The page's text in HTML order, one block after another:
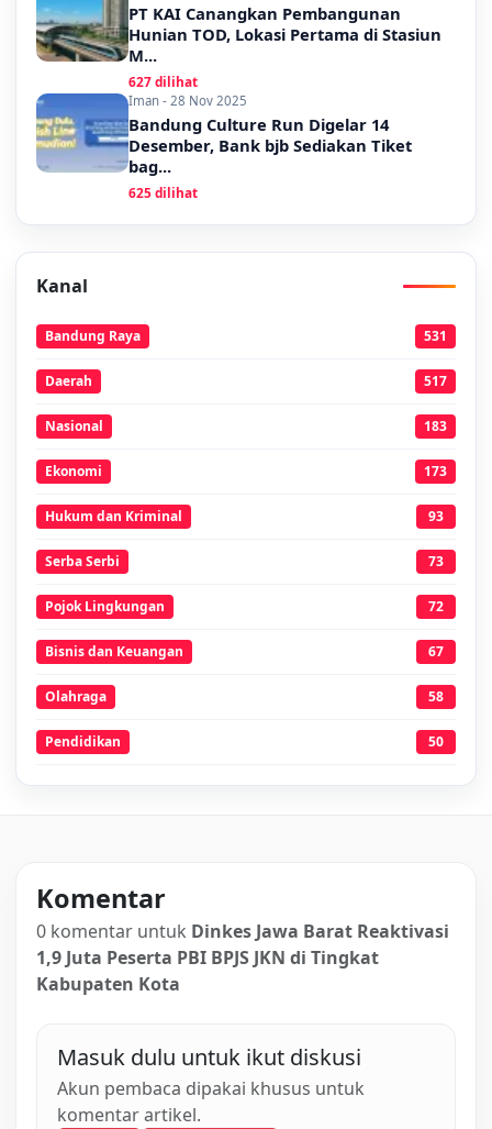
PT KAI Canangkan Pembangunan
Hunian TOD, Lokasi Pertama di Stasiun
M...
627 dilihat
Iman - 28 Nov 2025
Bandung Culture Run Digelar 14
Desember, Bank bjb Sediakan Tiket
bag...
625 dilihat
Kanal
Bandung Raya 531
Daerah 517
Nasional 183
Ekonomi 173
Hukum dan Kriminal 93
Serba Serbi 73
Pojok Lingkungan 72
Bisnis dan Keuangan 67
Olahraga 58
Pendidikan 50
Komentar
0 komentar untuk Dinkes Jawa Barat Reaktivasi
1,9 Juta Peserta PBI BPJS JKN di Tingkat
Kabupaten Kota
Masuk dulu untuk ikut diskusi
Akun pembaca dipakai khusus untuk
komentar artikel.